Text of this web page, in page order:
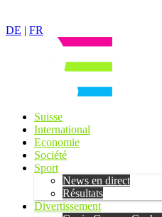
DE | FR
Suisse
International
Economie
Société
Sport
News en direct
Résultats
Divertissement